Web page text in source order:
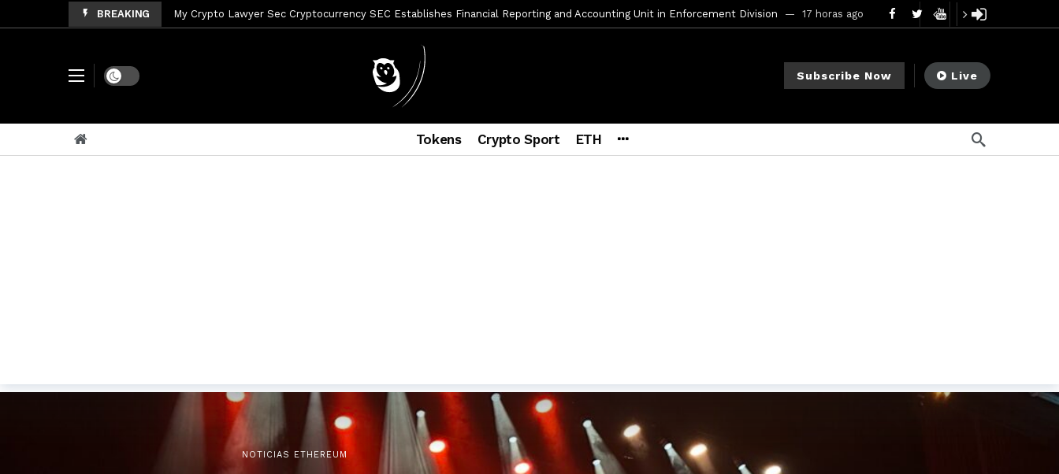
BREAKING My Crypto Lawyer Sec News Tres hombres son acusados de planear un robo de Bitcoin 1 día ago
My Crypto Lawyer Sec Speeches Cryptocurrency Restoring Regulatory Clarity: Statement on Technical Amendments to Rule 0‑1(a)(7)
My Crypto Lawyer Sec News Cynthia Lummis sets Trump condition for CLARITY Act passage
My Crypto Lawyer Sec News Rusia envía a prisión al fundador de BitRiver por presunto fraude
1 semana ago
Dark mode Subscribe Now Live
Tokens Crypto Sport ETH
NOTICIAS ETHEREUM